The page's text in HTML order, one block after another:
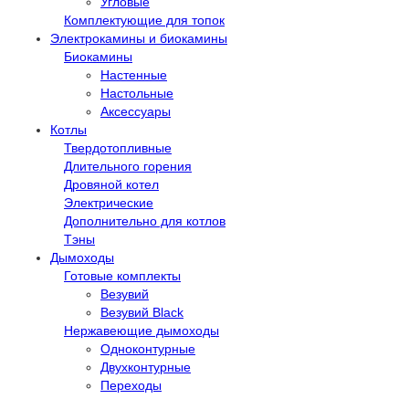
Комплектующие для топок
Электрокамины и биокамины
Биокамины
Настенные
Настольные
Аксессуары
Котлы
Твердотопливные
Длительного горения
Дровяной котел
Электрические
Дополнительно для котлов
Тэны
Дымоходы
Готовые комплекты
Везувий
Везувий Black
Нержавеющие дымоходы
Одноконтурные
Двухконтурные
Переходы